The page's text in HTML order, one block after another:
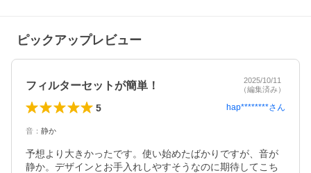
ピックアップレビュー
フィルターセットが簡単！
2025/10/11
（編集済み）
5 hap********さん
音 ： 静か
予想より大きかったです。使い始めたばかりですが、音が
静か。デザインとお手入れしやすそうなのに期待してこち